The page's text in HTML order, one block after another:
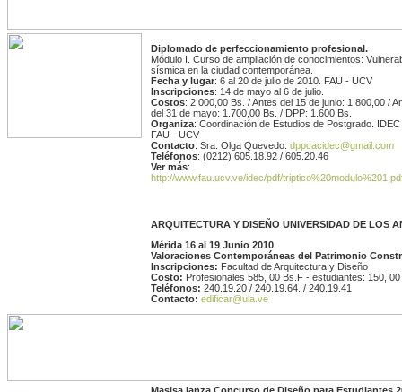
Diplomado de perfeccionamiento profesional.
Módulo I. Curso de ampliación de conocimientos:
sísmica en la ciudad contemporánea.
Fecha y lugar: 6 al 20 de julio de 2010. FAU - UCV
Inscripciones: 14 de mayo al 6 de julio.
Costos: 2.000,00 Bs. / Antes del 15 de junio: 1.800,00 /
del 31 de mayo: 1.700,00 Bs. / DPP: 1.600 Bs.
Organiza: Coordinación de Estudios de Postgrado. IDEC
FAU - UCV
Contacto: Sra. Olga Quevedo. dppcacidec@gmail.com
Teléfonos: (0212) 605.18.92 / 605.20.46
Ver más:
http://www.fau.ucv.ve/idec/pdf/
ARQUITECTURA Y DISEÑO UNIVERSIDAD DE LOS
Mérida 16 al 19 Junio 2010
Valoraciones Contemporáneas del Patrimonio
Inscripciones: Facultad de Arquitectura y Diseño
Costo: Profesionales 585, 00 Bs.F - estudiantes: 150,
Teléfonos: 240.19.20 / 240.19.64. / 240.19.41
Contacto: edificar@ula.ve